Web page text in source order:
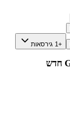
+1 גירסאות
חדש